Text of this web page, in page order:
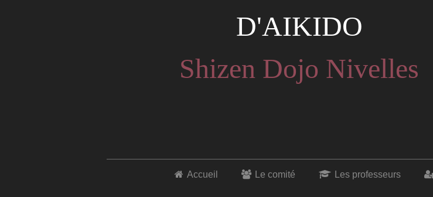
D'AIKIDO
Shizen Dojo Nivelles
Accueil Le comité Les professeurs